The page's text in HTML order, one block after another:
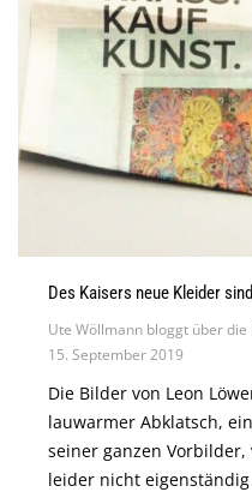
Des Kaisers neue Kleider
Ute Wöllmann bloggt über die
15. September 2019
Die Bilder von Leon
lauwarmer Abklatsch,
seiner ganzen
leider nicht